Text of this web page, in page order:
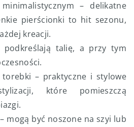
– delikatne
pierścionki to hit sezonu,
kreacji.
podkreślają talię, a przy tym
torebki – praktyczne i stylowe
które pomieszczą
mogą być noszone na szyi lub